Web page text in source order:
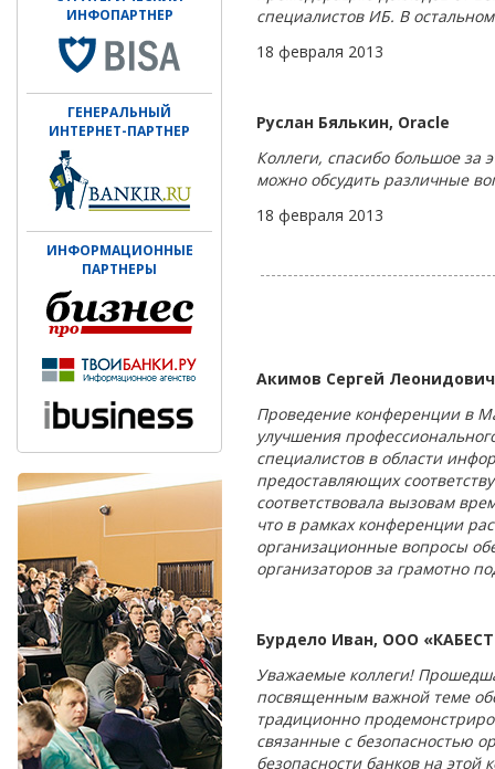
ИНФОПАРТНЕР
ГЕНЕРАЛЬНЫЙ
ИНТЕРНЕТ-ПАРТНЕР
ИНФОРМАЦИОННЫЕ
ПАРТНЕРЫ
специалистов ИБ. В
18 февраля 2013
Руслан Бялькин, Oracle
Коллеги, спасибо большое за
можно обсудить различные
18 февраля 2013
Акимов Сергей
Проведение конференции в
улучшения
специалистов в области
предоставляющих
соответствовала вызовам
что в рамках конференции
организационные вопросы
организаторов за грамотно
Бурдело Иван, ООО
Уважаемые коллеги!
посвященным важной теме
традиционно
связанные с безопасностью
безопасности банков на